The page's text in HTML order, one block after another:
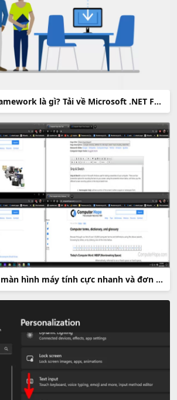
Download NET Framework là gì? Tải về Microsoft .NET Framework Full mọi phiên bản
10 cách chụp ảnh màn hình máy tính cực nhanh và đơn giản